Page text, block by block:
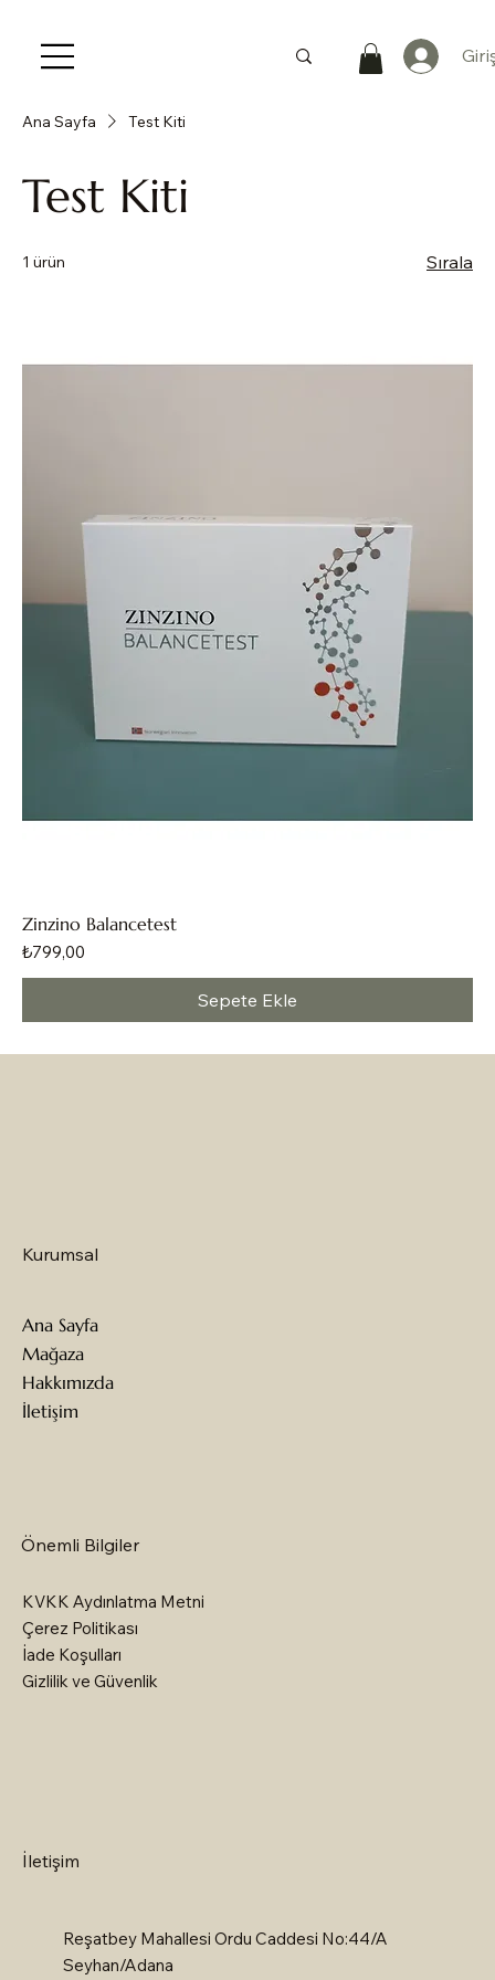
Ana Sayfa Test Kiti
Test Kiti
1 ürün Sırala
Zinzino Balancetest
Fiyat
₺799,00
Sepete Ekle
Kurumsal
Ana Sayfa
Mağaza
Hakkımızda
İletişim
Önemli Bilgiler
KVKK Aydınlatma Metni
Çerez Politikası
İade Koşulları
Gizlilik ve Güvenlik
İletişim
Reşatbey Mahallesi Ordu Caddesi No:44/A
Seyhan/Adana